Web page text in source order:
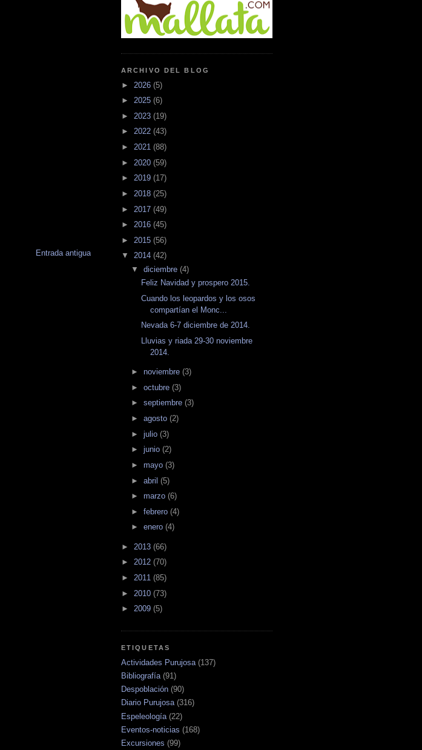
Entrada antigua
ARCHIVO DEL BLOG
► 2026 (5)
► 2025 (6)
► 2023 (19)
► 2022 (43)
► 2021 (88)
► 2020 (59)
► 2019 (17)
► 2018 (25)
► 2017 (49)
► 2016 (45)
► 2015 (56)
▼ 2014 (42)
▼ diciembre (4)
Feliz Navidad y prospero 2015.
Cuando los leopardos y los osos
compartían el Monc...
Nevada 6-7 diciembre de 2014.
Lluvias y riada 29-30 noviembre
2014.
► noviembre (3)
► octubre (3)
► septiembre (3)
► agosto (2)
► julio (3)
► junio (2)
► mayo (3)
► abril (5)
► marzo (6)
► febrero (4)
► enero (4)
► 2013 (66)
► 2012 (70)
► 2011 (85)
► 2010 (73)
► 2009 (5)
ETIQUETAS
Actividades Purujosa (137)
Bibliografía (91)
Despoblación (90)
Diario Purujosa (316)
Espeleología (22)
Eventos-noticias (168)
Excursiones (99)